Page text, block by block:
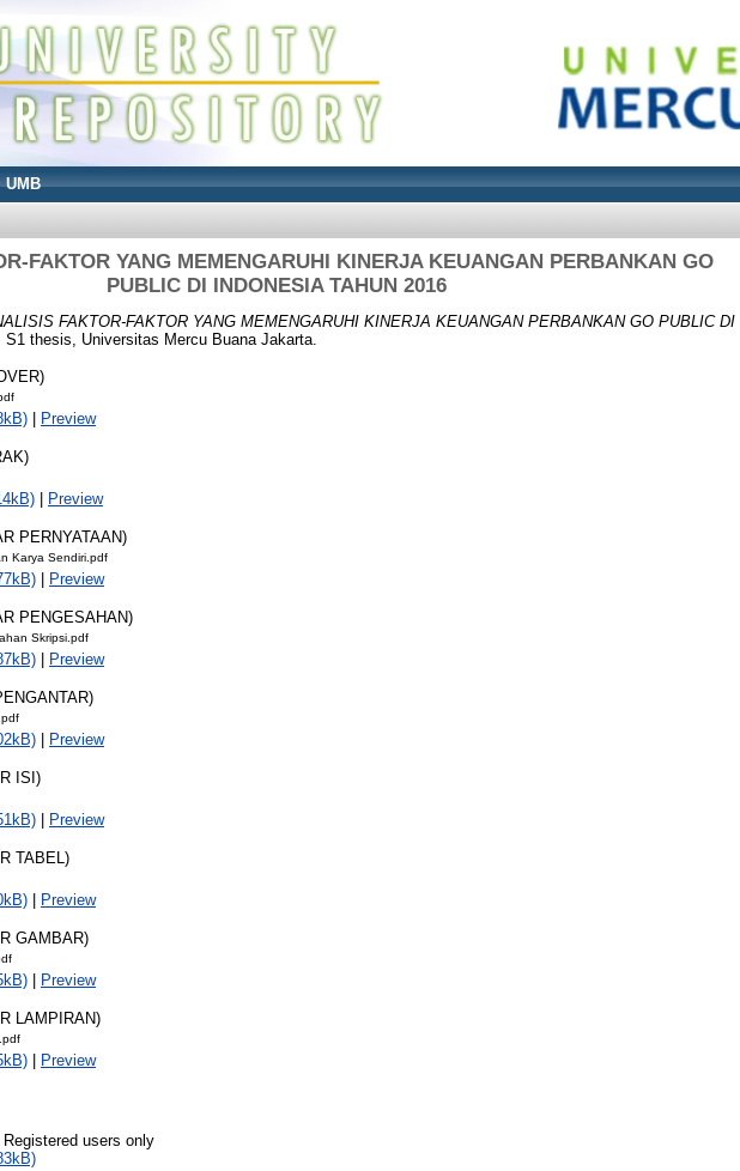
UMB
FAKTOR YANG MEMENGARUHI KINERJA KEUANGAN PERBANKAN GO
PUBLIC DI INDONESIA TAHUN 2016
FAKTOR-FAKTOR YANG MEMENGARUHI KINERJA KEUANGAN PERBANKAN GO PUBLIC DI
S1 thesis, Universitas Mercu Buana Jakarta.
Preview
Preview
PERNYATAAN)
Karya Sendiri.pdf
Preview
PENGESAHAN)
Skripsi.pdf
Preview
Preview
ISI)
Preview
TABEL)
Preview
GAMBAR)
Preview
LAMPIRAN)
Preview
users only